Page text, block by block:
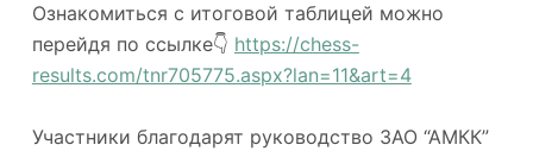
Ознакомиться с итоговой таблицей можно
перейдя по ссылке👇 https://chess-
results.com/tnr705775.aspx?lan=11&art=4
Участники благодарят руководство ЗАО “АМКК”